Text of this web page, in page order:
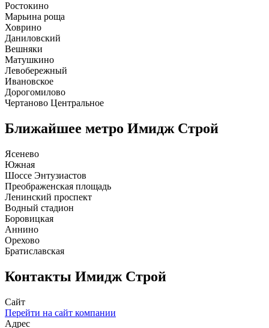
Ростокино
Марьина роща
Ховрино
Даниловский
Вешняки
Матушкино
Левобережный
Ивановское
Дорогомилово
Чертаново Центральное
Ближайшее метро Имидж Строй
Ясенево
Южная
Шоссе Энтузиастов
Преображенская площадь
Ленинский проспект
Водный стадион
Боровицкая
Аннино
Орехово
Братиславская
Контакты Имидж Строй
Сайт
Перейти на сайт компании
Адрес